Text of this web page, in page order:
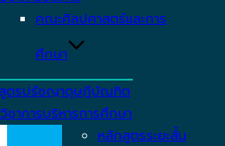
คณะศิลปศาสตร์และการ
ศึกษา
ตรปรัชญาดุษฎีบัณฑิต
ชาการบริหารการศึกษา
หลักสูตรระยะสั้น